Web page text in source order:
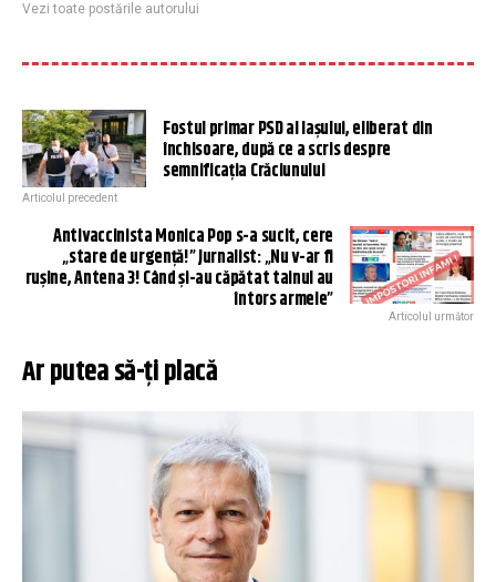
Vezi toate postările autorului
Fostul primar PSD al Iașului, eliberat din
închisoare, după ce a scris despre
semnificația Crăciunului
Articolul precedent
Antivaccinista Monica Pop s-a sucit, cere
„stare de urgență!” Jurnalist: „Nu v-ar fi
rușine, Antena 3! Când și-au căpătat tainul au
întors armele”
Articolul următor
Ar putea să-ți placă